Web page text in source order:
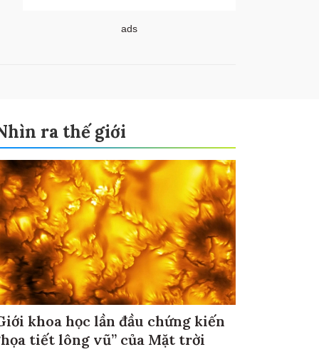
ads
ra thế giới
khoa học lần đầu chứng kiến
tiết lông vũ” của Mặt trời